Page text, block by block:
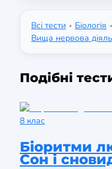
Всі тести • Біологія •
Вища нервова
Подібні
8 клас
Біоритми
Сон і